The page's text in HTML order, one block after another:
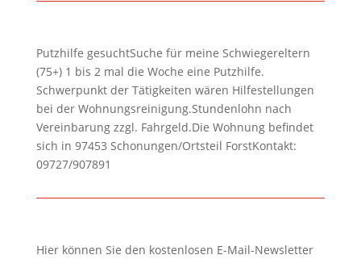
Putzhilfe gesuchtSuche für meine Schwiegereltern
(75+) 1 bis 2 mal die Woche eine Putzhilfe.
Schwerpunkt der Tätigkeiten wären Hilfestellungen
bei der Wohnungsreinigung.Stundenlohn nach
Vereinbarung zzgl. Fahrgeld.Die Wohnung befindet
sich in 97453 Schonungen/Ortsteil ForstKontakt:
09727/907891
Hier können Sie den kostenlosen E-Mail-Newsletter